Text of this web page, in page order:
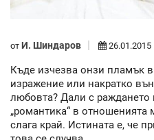
от И. Шиндаров 26.01.2015
Къде изчезва онзи пламък в
изражение или накратко
любовта? Дали с раждането
„романтика“ в
слага край. Истината е, че